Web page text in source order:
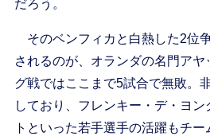
だろう。
そのベンフィカと白熱した2位
されるのが、オランダの名門ア
グ戦ではここまで5試合で無敗。
しており、フレンキー・デ・ヨ
トといった若手選手の活躍もチ